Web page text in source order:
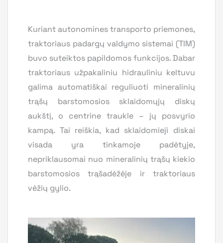
Kuriant autonomines transporto priemones,
traktoriaus padargų valdymo sistemai (TIM)
buvo suteiktos papildomos funkcijos. Dabar
traktoriaus užpakaliniu hidrauliniu keltuvu
galima automatiškai reguliuoti mineralinių
trąšų barstomosios sklaidomųjų diskų
aukštį, o centrine traukle – jų posvyrio
kampą. Tai reiškia, kad sklaidomieji diskai
visada yra tinkamoje padėtyje,
nepriklausomai nuo mineralinių trąšų kiekio
barstomosios trąšadėžėje ir traktoriaus
vėžių gylio.